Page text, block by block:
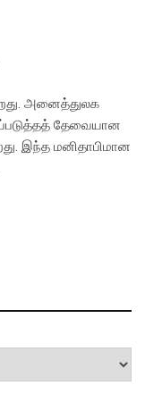
அனைத்துலக
தேவையான
இந்த மனிதாபிமான